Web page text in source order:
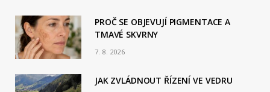
b
o
k
PROČ SE OBJEVUJÍ PIGMENTACE A
TMAVÉ SKVRNY
7. 8. 2026
JAK ZVLÁDNOUT ŘÍZENÍ VE VEDRU